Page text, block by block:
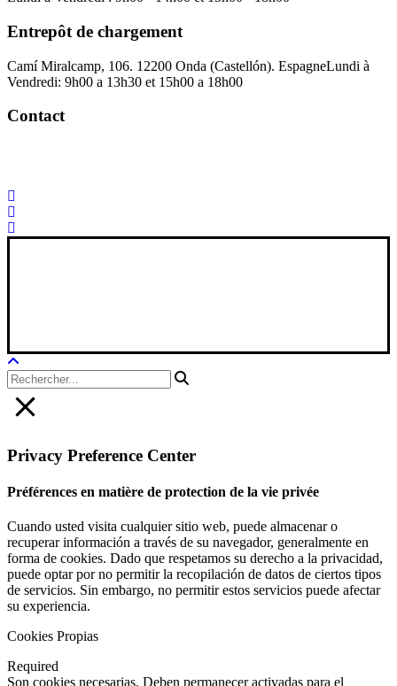
Entrepôt de chargement
Camí Miralcamp, 106. 12200 Onda (Castellón). EspagneLundi à
Vendredi: 9h00 a 13h30 et 15h00 a 18h00
Contact
Privacy Preference Center
Préférences en matière de protection de la vie privée
Cuando usted visita cualquier sitio web, puede almacenar o
recuperar información a través de su navegador, generalmente en
forma de cookies. Dado que respetamos su derecho a la privacidad,
puede optar por no permitir la recopilación de datos de ciertos tipos
de servicios. Sin embargo, no permitir estos servicios puede afectar
su experiencia.
Cookies Propias
Required
Son cookies necesarias. Deben permanecer activadas para el